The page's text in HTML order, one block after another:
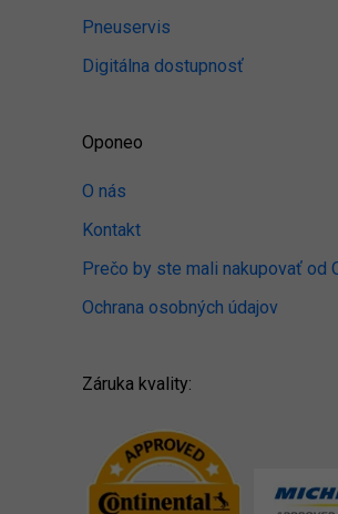
Pneuservis
Digitálna dostupnosť
Oponeo
O nás
Kontakt
Prečo by ste mali nakupovať od
Ochrana osobných údajov
Záruka kvality: